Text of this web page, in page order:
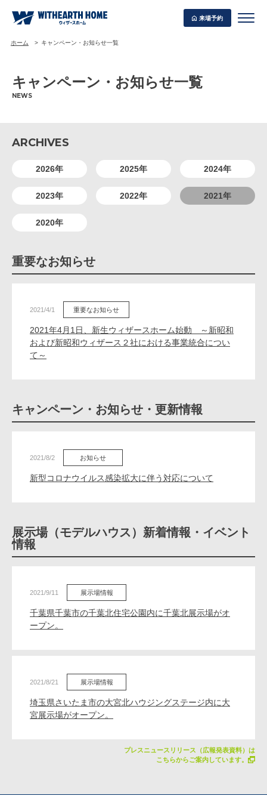
来場予約
エリア限定商品
ホーム キャンペーン・お知らせ一覧
キャンペーン・お知らせ一覧
NEWS
ARCHIVES
2026年 2025年 2024年
2023年 2022年 2021年
2020年
重要なお知らせ
2021/4/1 重要なお知らせ
2021年4月1日、新生ウィザースホーム始動 ～新昭和
および新昭和ウィザース２社における事業統合につい
て～
キャンペーン・お知らせ・更新情報
2021/8/2 お知らせ
新型コロナウイルス感染拡大に伴う対応について
展示場（モデルハウス）新着情報・イベント
情報
2021/9/11 展示場情報
千葉県千葉市の千葉北住宅公園内に千葉北展示場がオ
ープン。
2021/8/21 展示場情報
埼玉県さいたま市の大宮北ハウジングステージ内に大
宮展示場がオープン。
プレスニュースリリース（広報発表資料）は
こちらからご案内しています。